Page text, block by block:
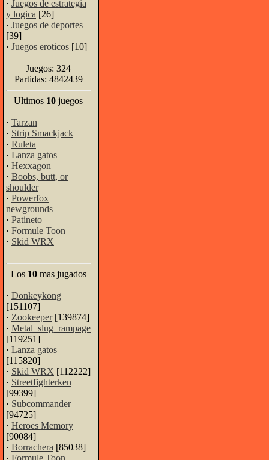
· Juegos de estrategia
y logica [26]
· Juegos de deportes
[39]
· Juegos eroticos [10]
Juegos: 324
Partidas: 4842439
Ultimos 10 juegos
· Tarzan
· Strip Smackjack
· Ruleta
· Lanza gatos
· Hexxagon
· Boobs, butt, or
shoulder
· Powerfox
newgrounds
· Patineto
· Formule Toon
· Skid WRX
Los 10mas jugados
· Donkeykong
[151107]
· Zookeeper[139874]
· Metal_slug_rampage
[119251]
· Lanza gatos
[115820]
· Skid WRX [112222]
· Streetfighterken
[99399]
· Subcommander
[94725]
· Heroes Memory
[90084]
· Borrachera [85038]
· Formule Toon